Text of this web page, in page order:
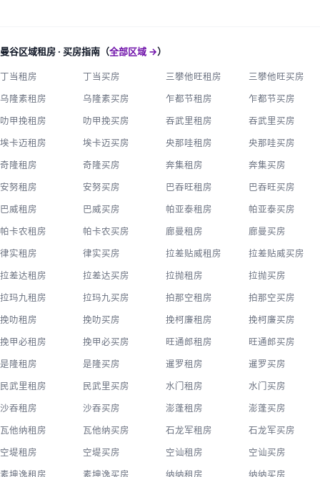
曼谷区域租房 · 买房指南（全部区域 →）
丁当租房 丁当买房 三攀他旺租房 三攀他旺买房
乌隆素租房 乌隆素买房 乍都节租房 乍都节买房
叻甲挽租房 叻甲挽买房 吞武里租房 吞武里买房
埃卡迈租房 埃卡迈买房 央那哇租房 央那哇买房
奇隆租房 奇隆买房 奔集租房 奔集买房
安努租房 安努买房 巴吞旺租房 巴吞旺买房
巴威租房 巴威买房 帕亚泰租房 帕亚泰买房
帕卡农租房 帕卡农买房 廊曼租房 廊曼买房
律实租房 律实买房 拉差贴威租房 拉差贴威买房
拉差达租房 拉差达买房 拉抛租房 拉抛买房
拉玛九租房 拉玛九买房 拍那空租房 拍那空买房
挽叻租房 挽叻买房 挽柯廉租房 挽柯廉买房
挽甲必租房 挽甲必买房 旺通郎租房 旺通郎买房
是隆租房 是隆买房 暹罗租房 暹罗买房
民武里租房 民武里买房 水门租房 水门买房
沙吞租房 沙吞买房 澎蓬租房 澎蓬买房
瓦他纳租房 瓦他纳买房 石龙军租房 石龙军买房
空堤租房 空堤买房 空讪租房 空讪买房
素坤逸租房 素坤逸买房 纳纳租房 纳纳买房